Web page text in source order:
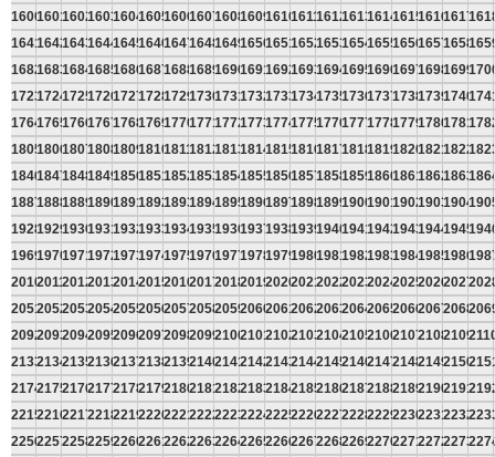
160016011602160316041605160616071608160916101611161216131614161516161617
164116421643164416451646164716481649165016511652165316541655165616571658
168216831684168516861687168816891690169116921693169416951696169716981699
172317241725172617271728172917301731173217331734173517361737173817391740
176417651766176717681769177017711772177317741775177617771778177917801781
180518061807180818091810181118121813181418151816181718181819182018211822
184618471848184918501851185218531854185518561857185818591860186118621863
188718881889189018911892189318941895189618971898189919001901190219031904
192819291930193119321933193419351936193719381939194019411942194319441945
196919701971197219731974197519761977197819791980198119821983198419851986
201020112012201320142015201620172018201920202021202220232024202520262027
205120522053205420552056205720582059206020612062206320642065206620672068
209220932094209520962097209820992100210121022103210421052106210721082109
213321342135213621372138213921402141214221432144214521462147214821492150
217421752176217721782179218021812182218321842185218621872188218921902191
221522162217221822192220222122222223222422252226222722282229223022312232
225622572258225922602261226222632264226522662267226822692270227122722273